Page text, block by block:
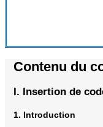
Contenu du
I. Insertion de
1. Introduction